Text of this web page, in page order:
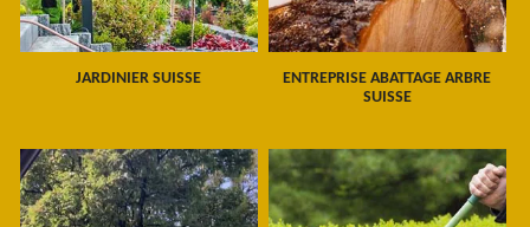
JARDINIER SUISSE
ENTREPRISE ABATTAGE ARBRE
SUISSE